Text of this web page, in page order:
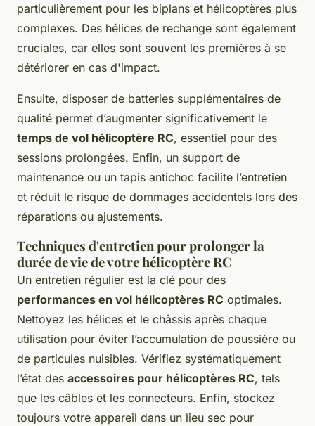
particulièrement pour les biplans et hélicoptères plus
complexes. Des hélices de rechange sont également
cruciales, car elles sont souvent les premières à se
détériorer en cas d'impact.
Ensuite, disposer de batteries supplémentaires de
qualité permet d’augmenter significativement le
temps de vol hélicoptère RC, essentiel pour des
sessions prolongées. Enfin, un support de
maintenance ou un tapis antichoc facilite l’entretien
et réduit le risque de dommages accidentels lors des
réparations ou ajustements.
Techniques d'entretien pour prolonger la
durée de vie de votre hélicoptère RC
Un entretien régulier est la clé pour des
performances en vol hélicoptères RC optimales.
Nettoyez les hélices et le châssis après chaque
utilisation pour éviter l’accumulation de poussière ou
de particules nuisibles. Vérifiez systématiquement
l’état des accessoires pour hélicoptères RC, tels
que les câbles et les connecteurs. Enfin, stockez
toujours votre appareil dans un lieu sec pour